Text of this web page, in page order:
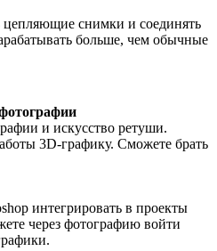
цепляющие снимки и соединять
больше, чем обычные
и искусство ретуши.
3D-графику. Сможете брать
интегрировать в проекты
через фотографию войти